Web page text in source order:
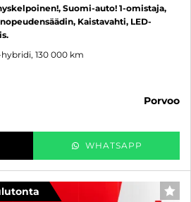
Suomi-auto! 1-omistaja,
Kaistavahti, LED-
130 000 km
porvoo
WHATSAPP